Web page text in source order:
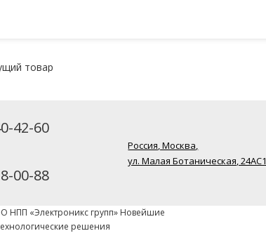
товар
42-60
00-88
Россия, Москва,
ул. Малая Ботаническая, 24AC1
НПП «Электроникс групп» Новейшие
решения